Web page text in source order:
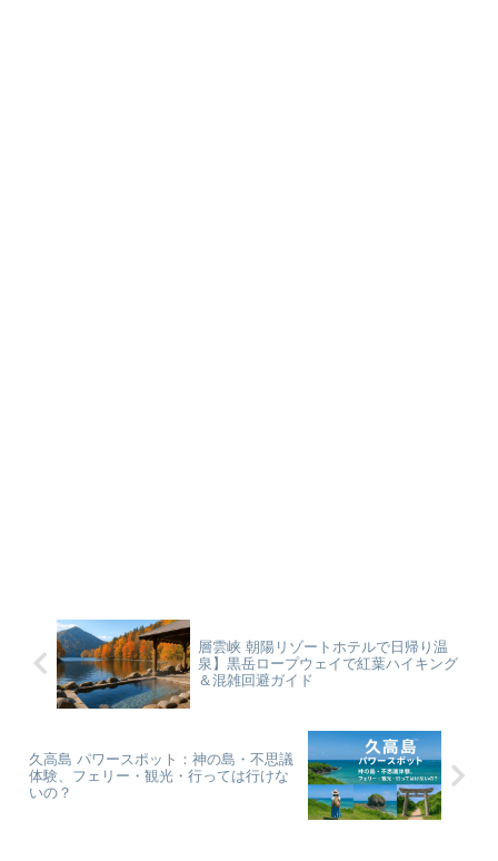
層雲峡 朝陽リゾートホテルで日帰り温
泉】黒岳ロープウェイで紅葉ハイキング
＆混雑回避ガイド
久高島 パワースポット：神の島・不思議
体験、フェリー・観光・行っては行けな
いの？